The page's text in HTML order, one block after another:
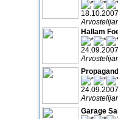
18.10.2007
Hallam
24.09.2007
24.09.2007
Garage